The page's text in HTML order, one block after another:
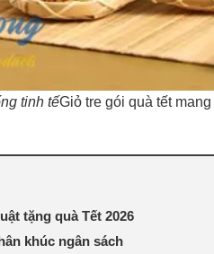
tinh tếGiỏ tre gói quà tết
tặng quà Tết 2026
khúc ngân sách